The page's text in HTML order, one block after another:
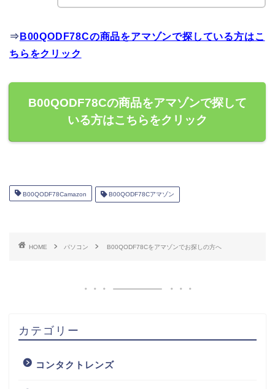
⇒ B00QODF78Cの商品をアマゾンで探している方はこ
ちらをクリック
B00QODF78Cの商品をアマゾンで探して
いる方はこちらをクリック
B00QODF78Camazon B00QODF78Cアマゾン
HOME パソコン B00QODF78Cをアマゾンでお探しの方へ
カテゴリー
コンタクトレンズ